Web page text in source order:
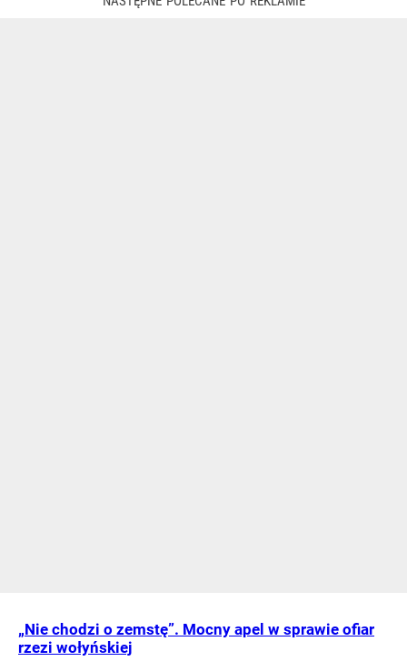
„Nie chodzi o zemstę”. Mocny apel w sprawie ofiar
rzezi wołyńskiej